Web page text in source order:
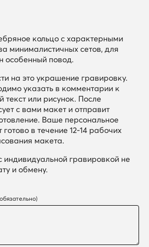
кольцо с характерными
минималистичных сетов, для
особенный повод.
на это украшение гравировку.
указать в комментарии к
или рисунок. После
с вами макет и отправит
Ваше персональное
в течение 12-14 рабочих
макета.
индивидуальной гравировкой не
и обмену.